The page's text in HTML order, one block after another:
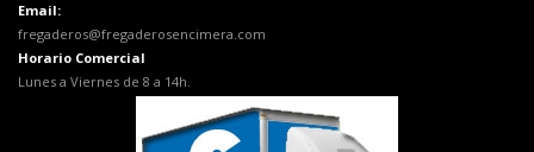
Email:
fregaderos@fregaderosencimera.com
Horario Comercial
Lunes a Viernes de 8 a 14h.